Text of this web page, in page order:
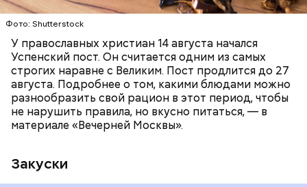
Фото: Shutterstock
У православных христиан 14 августа начался
Успенский пост. Он считается одним из самых
строгих наравне с Великим. Пост продлится до 27
августа. Подробнее о том, какими блюдами можно
разнообразить свой рацион в этот период, чтобы
не нарушить правила, но вкусно питаться, — в
материале «Вечерней Москвы».
Закуски
Читайте также:Синоптик предупредил о переносе
купального сезона в Москве и Подмосковье